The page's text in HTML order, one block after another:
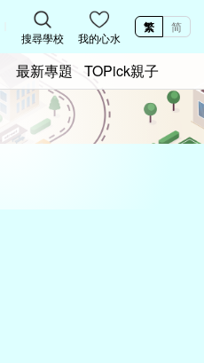
搜尋學校 我的心水
繁 简
最新專題 TOPick親子